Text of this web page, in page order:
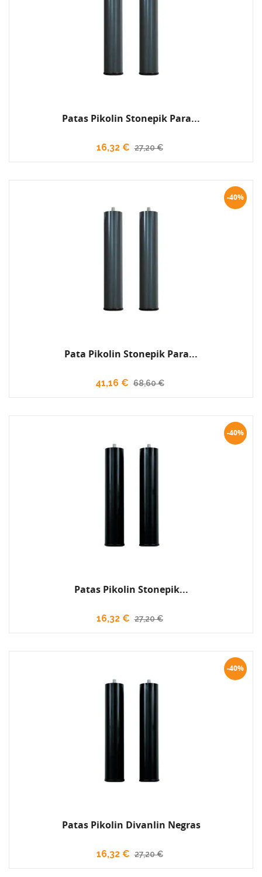
Patas Pikolin Stonepik Para...
16,32 € 27,20 €
-40%
Pata Pikolin Stonepik Para...
41,16 € 68,60 €
-40%
Patas Pikolin Stonepik...
16,32 € 27,20 €
-40%
Patas Pikolin Divanlin Negras
16,32 € 27,20 €